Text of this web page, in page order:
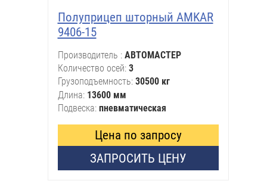
Полуприцеп шторный AMKAR
9406-15
Производитель
АВТОМАСТЕР
Количество осей 3
Грузоподъемность 30500 кг
Длина 13600 мм
Подвеска пневматическая
Цена по запросу
ЗАПРОСИТЬ ЦЕНУ